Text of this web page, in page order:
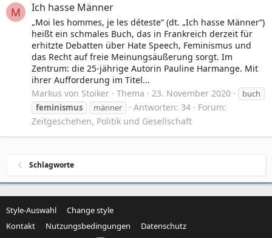
M Ich hasse Männer
„Moi les hommes, je les déteste“ (dt. „Ich hasse Männer“)
heißt ein schmales Buch, das in Frankreich derzeit für
erhitzte Debatten über Hate Speech, Feminismus und
das Recht auf freie Meinungsäußerung sorgt. Im
Zentrum: die 25-jährige Autorin Pauline Harmange. Mit
ihrer Aufforderung im Titel...
Markus von Stoiker
Thema 23. November 2020
buch
feminismus
männer Antworten: 34
Forum:
Zeitgeschehen, Politik und Gesellschaft
Schlagworte
Style-Auswahl
Change style
Kontakt
Nutzungsbedingungen
Datenschutz